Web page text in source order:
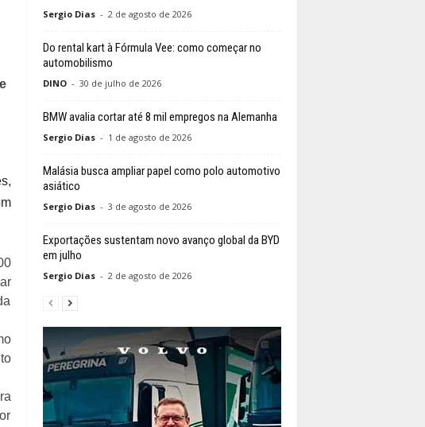
Sergio Dias - 2 de agosto de 2026
Do rental kart à Fórmula Vee: como começar no
automobilismo
DINO - 30 de julho de 2026
BMW avalia cortar até 8 mil empregos na Alemanha
Sergio Dias - 1 de agosto de 2026
Malásia busca ampliar papel como polo automotivo
asiático
Sergio Dias - 3 de agosto de 2026
Exportações sustentam novo avanço global da BYD
em julho
Sergio Dias - 2 de agosto de 2026